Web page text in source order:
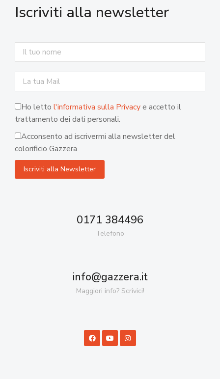
Iscriviti alla newsletter
Ho letto l'informativa sulla Privacye accetto il
trattamento dei dati personali.
Acconsento ad iscrivermi alla newsletter del
colorificio Gazzera
0171 384496
Telefono
info@gazzera.it
Maggiori info? Scrivici!